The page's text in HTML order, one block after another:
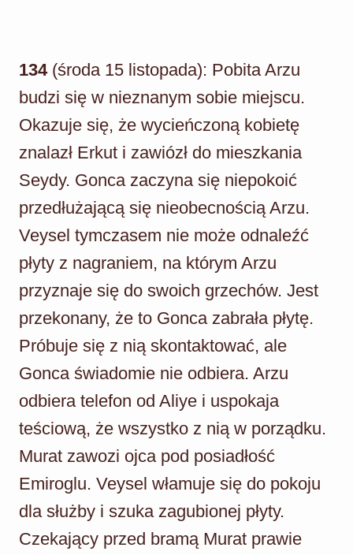
134(środa 15 listopada): Pobita Arzu
budzi się w nieznanym sobie miejscu.
Okazuje się, że wycieńczoną kobietę
znalazł Erkut i zawiózł do mieszkania
Seydy. Gonca zaczyna się niepokoić
przedłużającą się nieobecnością Arzu.
Veysel tymczasem nie może odnaleźć
płyty z nagraniem, na którym Arzu
przyznaje się do swoich grzechów. Jest
przekonany, że to Gonca zabrała płytę.
Próbuje się z nią skontaktować, ale
Gonca świadomie nie odbiera. Arzu
odbiera telefon od Aliye i uspokaja
teściową, że wszystko z nią w porządku.
Murat zawozi ojca pod posiadłość
Emiroglu. Veysel włamuje się do pokoju
dla służby i szuka zagubionej płyty.
Czekający przed bramą Murat prawie